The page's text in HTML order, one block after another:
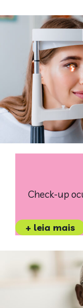
Check-up
+ leia mais